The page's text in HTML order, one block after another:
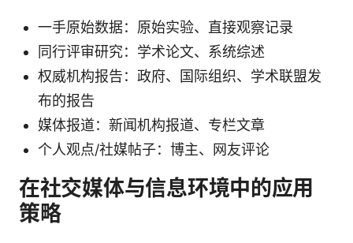
一手原始数据：原始实验、直接观察记录
同行评审研究：学术论文、系统综述
权威机构报告：政府、国际组织、学术联盟发
布的报告
媒体报道：新闻机构报道、专栏文章
个人观点/社媒帖子：博主、网友评论
在社交媒体与信息环境中的应用
策略